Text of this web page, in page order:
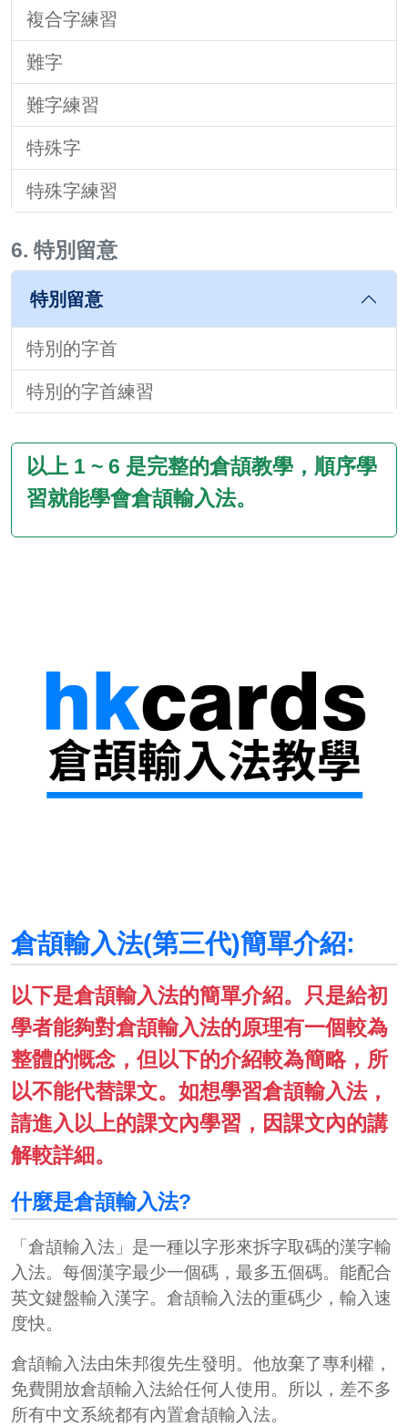
複合字練習
難字
難字練習
特殊字
特殊字練習
6. 特別留意
特別留意
特別的字首
特別的字首練習
以上 1 ~ 6 是完整的倉頡教學，順序學
習就能學會倉頡輸入法。
倉頡輸入法(第三代)簡單介紹:
以下是倉頡輸入法的簡單介紹。只是給初
學者能夠對倉頡輸入法的原理有一個較為
整體的慨念，但以下的介紹較為簡略，所
以不能代替課文。如想學習倉頡輸入法，
請進入以上的課文內學習，因課文內的講
解較詳細。
什麼是倉頡輸入法?
「倉頡輸入法」是一種以字形來拆字取碼的漢字輸
入法。每個漢字最少一個碼，最多五個碼。能配合
英文鍵盤輸入漢字。倉頡輸入法的重碼少，輸入速
度快。
倉頡輸入法由朱邦復先生發明。他放棄了專利權，
免費開放倉頡輸入法給任何人使用。所以，差不多
所有中文系統都有內置倉頡輸入法。